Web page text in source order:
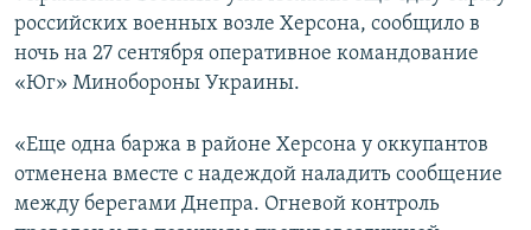
Все сайты RFE/RL
российских военных возле Херсона, сообщило в
ночь на 27 сентября оперативное командование
«Юг» Минобороны Украины.
«Еще одна баржа в районе Херсона у оккупантов
отменена вместе с надеждой наладить сообщение
между берегами Днепра. Огневой контроль